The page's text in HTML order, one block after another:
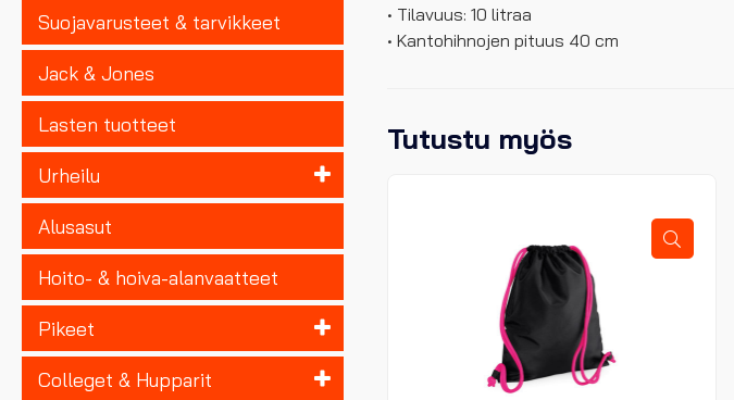
Suojavarusteet & tarvikkeet
Jack & Jones
Lasten tuotteet
Urheilu
Alusasut
Hoito- & hoiva-alanvaatteet
Pikeet
Colleget & Hupparit
• Tilavuus: 10 litraa
• Kantohihnojen pituus 40 cm
Tutustu myös